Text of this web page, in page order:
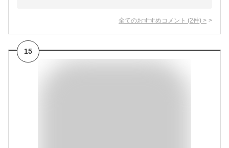
全てのおすすめコメント (2件) >
15